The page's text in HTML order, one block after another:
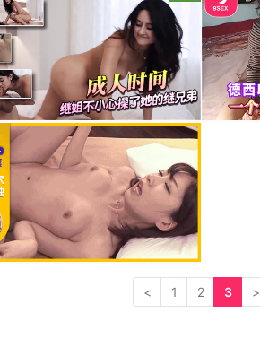
< 1 2 3 >